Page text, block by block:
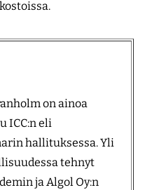
on ainoa
ICC:n eli
hallituksessa. Yli
tehnyt
ja Algol Oy:n